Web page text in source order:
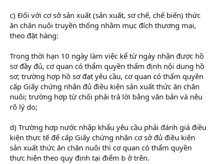
c) Đối với cơ sở sản xuất (sản xuất, sơ chế, chế biến) thức
ăn chăn nuôi truyền thống nhằm mục đích thương mại,
theo đặt hàng:
Trong thời hạn 10 ngày làm việc kể từ ngày nhận được hồ
sơ đầy đủ, cơ quan có thẩm quyền thẩm định nội dung hồ
sơ; trường hợp hồ sơ đạt yêu cầu, cơ quan có thẩm quyền
cấp Giấy chứng nhận đủ điều kiện sản xuất thức ăn chăn
nuôi; trường hợp từ chối phải trả lời bằng văn bản và nêu
rõ lý do;
d) Trường hợp nước nhập khẩu yêu cầu phải đánh giá điều
kiện thực tế để cấp Giấy chứng nhận cơ sở đủ điều kiện
sản xuất thức ăn chăn nuôi thì cơ quan có thẩm quyền
thực hiện theo quy định tại điểm b ở trên.